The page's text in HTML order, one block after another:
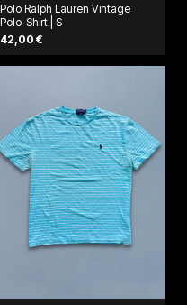
Polo Ralph Lauren Vintage
Polo-Shirt | S
42,00 €